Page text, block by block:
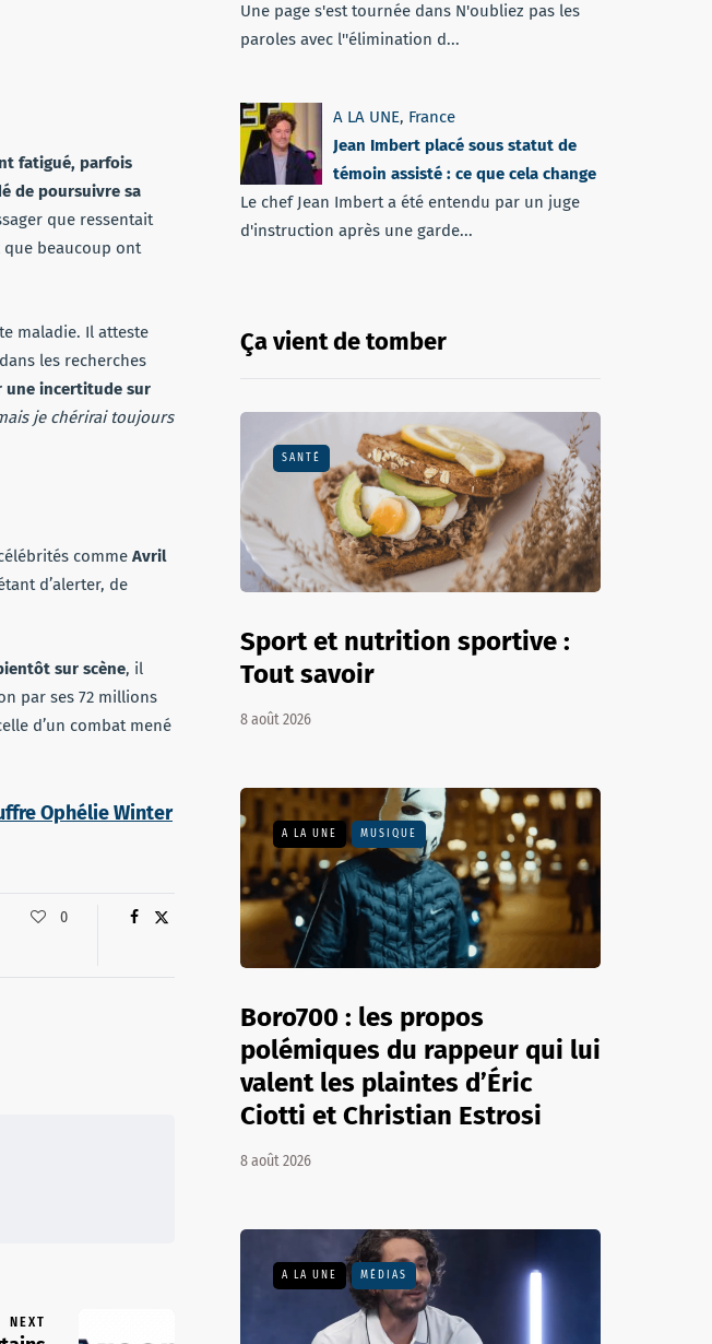
fatigué, parfois
de poursuivre sa
que ressentait
que beaucoup ont
maladie. Il atteste
les recherches
une incertitude sur
je chérirai toujours
comme Avril
d’alerter, de
sur scène, il
par ses 72 millions
d’un combat mené
Ophélie Winter
0
NEXT
Une page s'est tournée dans N'oubliez pas les
paroles avec l''élimination d...
A LA UNE, France
Jean Imbert placé sous statut de
témoin assisté : ce que cela change
Le chef Jean Imbert a été entendu par un juge
d'instruction après une garde...
Ça vient de tomber
SANTÉ
Sport et nutrition sportive :
Tout savoir
8 août 2026
A LA UNE MUSIQUE
Boro700 : les propos
polémiques du rappeur qui lui
valent les plaintes d’Éric
Ciotti et Christian Estrosi
8 août 2026
A LA UNE MÉDIAS